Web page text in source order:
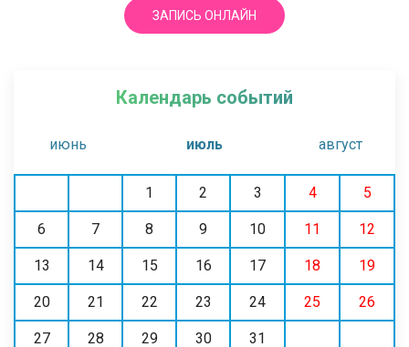
ЗАПИСЬ ОНЛАЙН
Календарь событий
июнь июль август
1 2 3 4 5
6 7 8 9 10 11 12
13 14 15 16 17 18 19
20 21 22 23 24 25 26
27 28 29 30 31